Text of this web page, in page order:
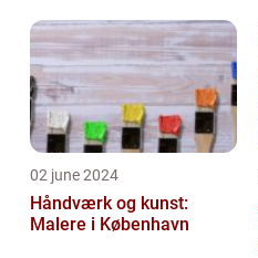
02 june 2024
Håndværk og kunst:
Malere i København